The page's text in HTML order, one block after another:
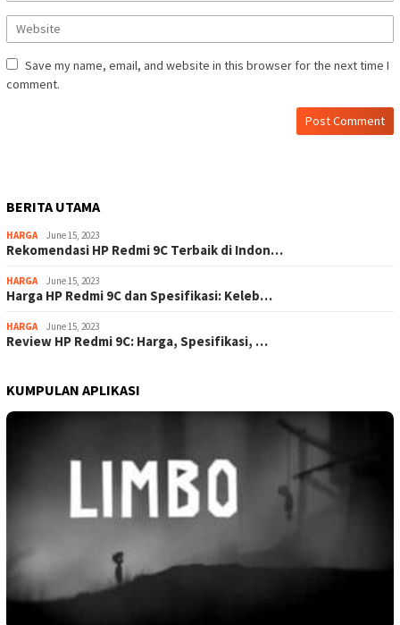
Save my name, email, and website in this browser for the next time I
comment.
BERITA UTAMA
HARGA June 15, 2023
Rekomendasi HP Redmi 9C Terbaik di Indon…
HARGA June 15, 2023
Harga HP Redmi 9C dan Spesifikasi: Keleb…
HARGA June 15, 2023
Review HP Redmi 9C: Harga, Spesifikasi, …
KUMPULAN APLIKASI